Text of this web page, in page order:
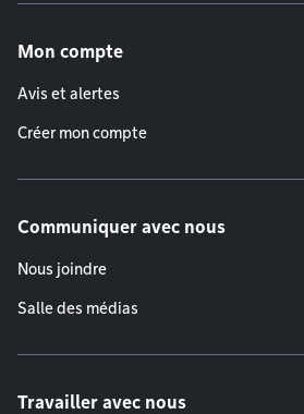
Mon compte
Avis et alertes
Créer mon compte
Communiquer avec nous
Nous joindre
Salle des médias
Travailler avec nous